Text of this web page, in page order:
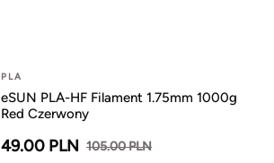
PLA
eSUN PLA-HF Filament 1.75mm 1000g
Red Czerwony
49.00 PLN 105.00 PLN